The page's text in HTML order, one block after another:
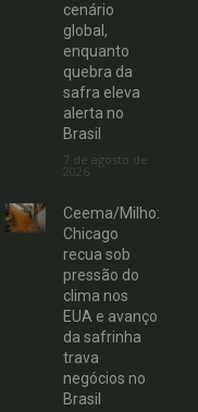
cenário
global,
enquanto
quebra da
safra eleva
alerta no
Brasil
7 de agosto de
2026
Ceema/Milho:
Chicago
recua sob
pressão do
clima nos
EUA e avanço
da safrinha
trava
negócios no
Brasil